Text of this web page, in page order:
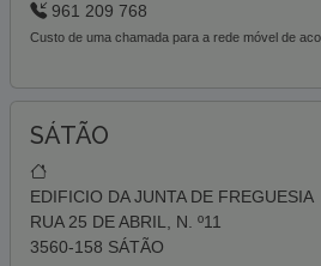
961 209 768
Custo de uma chamada para a rede móvel de
SÁTÃO
EDIFICIO DA JUNTA DE FREGUESIA
RUA 25 DE ABRIL, N. º11
3560-158 SÁTÃO